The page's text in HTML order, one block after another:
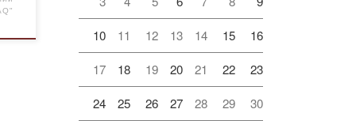
10 11 12 13 14 15 16
17 18 19 20 21 22 23
24 25 26 27 28 29 30